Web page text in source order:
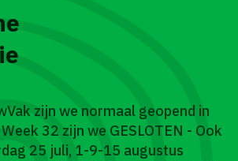
zijn we normaal geopend in
32 zijn we GESLOTEN - Ook
25 juli, 1-9-15 augustus